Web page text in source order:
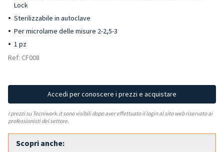
Lock
Sterilizzabile in autoclave
Per microlame delle misure 2-2,5-3
1 pz
Ref: CF008
Accedi per conoscere i prezzi e acquistare
I prezzi su Tecniwork.it sono visibili dopo aver effettuato il login al sito web riservato ai
professionisti del settore.
Scopri anche: